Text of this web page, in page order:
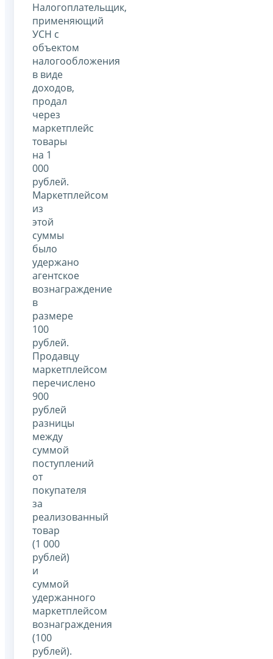
Налогоплательщик,
применяющий
УСН с
объектом
налогообложения
в виде
доходов,
продал
через
маркетплейс
товары
на 1
000
рублей.
Маркетплейсом
из
этой
суммы
было
удержано
агентское
вознаграждение
в
размере
100
рублей.
Продавцу
маркетплейсом
перечислено
900
рублей
разницы
между
суммой
поступлений
от
покупателя
за
реализованный
товар
(1 000
рублей)
и
суммой
удержанного
маркетплейсом
вознаграждения
(100
рублей).